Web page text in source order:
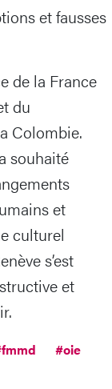
et fausses
de la France
du
Colombie.
souhaité
et
culturel
s’est
et
#oie